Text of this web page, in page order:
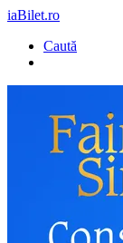
iaBilet.ro
Caută